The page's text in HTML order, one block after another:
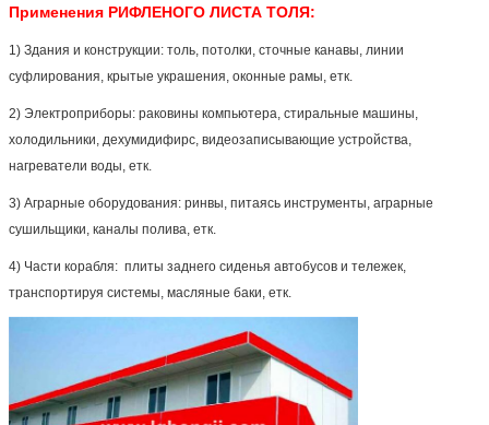
Применения РИФЛЕНОГО ЛИСТА ТОЛЯ:
1) Здания и конструкции: толь, потолки, сточные канавы, линии
суфлирования, крытые украшения, оконные рамы, етк.
2) Электроприборы: раковины компьютера, стиральные машины,
холодильники, дехумидифирс, видеозаписывающие устройства,
нагреватели воды, етк.
3) Аграрные оборудования: ринвы, питаясь инструменты, аграрные
сушильщики, каналы полива, етк.
4) Части корабля: плиты заднего сиденья автобусов и тележек,
транспортируя системы, масляные баки, етк.